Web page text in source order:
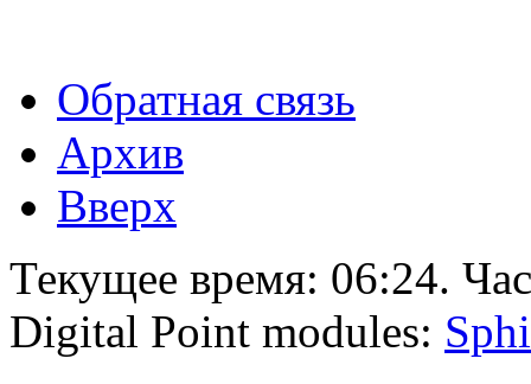
Обратная связь
Архив
Вверх
Текущее время: 06:24.
Digital Point modules: